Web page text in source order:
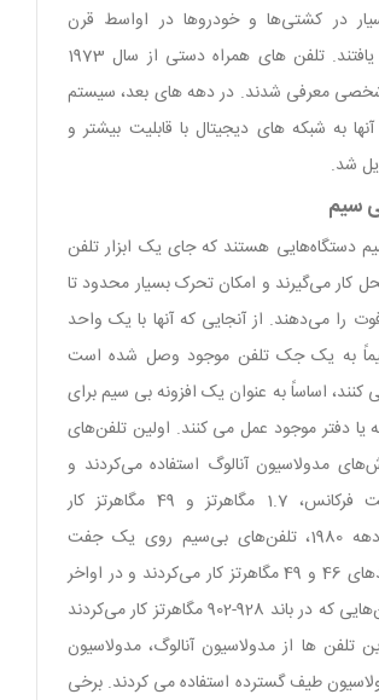
در کشتی‌ها و خودروها در اواسط قرن
بیستم توسعه یافتند. تلفن های همراه دستی از سال 1973
معرفی شدند. در دهه های بعد، سیستم
به شبکه های دیجیتال با قابلیت بیشتر و
شد.
سیم
دستگاه‌هایی هستند که جای یک ابزار تلفن
کار می‌گیرند و امکان تحرک بسیار محدود تا
متر 330 فوت را می‌دهند. از آنجایی که آنها با یک واحد
به یک جک تلفن موجود وصل شده است
کنند، اساساً به عنوان یک افزونه بی سیم برای
دفتر موجود عمل می کنند. اولین تلفن‌های
مدولاسیون آنالوگ استفاده می‌کردند و
روی یک جفت فرکانس، 1.7 مگاهرتز و 49 مگاهرتز کار
می‌کردند. از دهه 1980، تلفن‌های بی‌سیم روی یک جفت
فرکانس در باندهای 46 و 49 مگاهرتز کار می‌کردند و در اواخر
دهه 1990 تلفن‌هایی که در باند 928-902 مگاهرتز کار می‌کردند
تلفن ها از مدولاسیون آنالوگ، مدولاسیون
طیف گسترده استفاده می کردند. برخی